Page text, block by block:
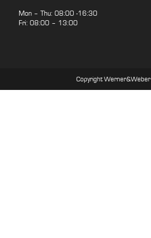
Mon – Thu: 08:00 -16:30
Fri: 08:00 – 13:00
Copyright Werner&Weber